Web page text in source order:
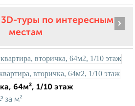
3D-туры по интересным
местам
›
64м², 1/10 этаж
за м²